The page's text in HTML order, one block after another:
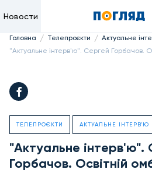
Новости
Головна / Телепроєкти / Актуальне
"Актуальне інтерв'ю". Сергей Горбачов.
ТЕЛЕПРОЄКТИ АКТУАЛЬНЕ ІНТЕРВ'Ю
"Актуальне інтерв'ю".
Горбачов. Освітній